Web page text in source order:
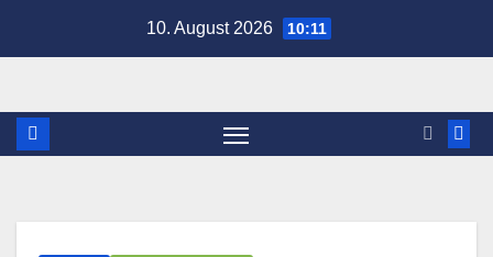
10. August 2026 10:11